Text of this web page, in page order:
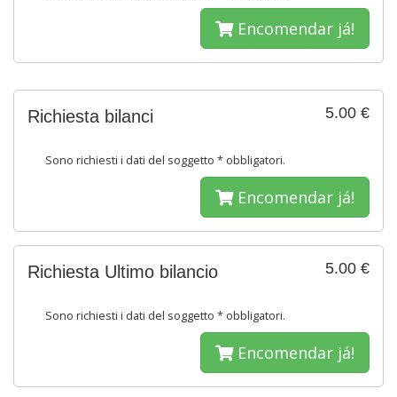
Encomendar já!
5.00 €
Richiesta bilanci
Sono richiesti i dati del soggetto * obbligatori.
Encomendar já!
5.00 €
Richiesta Ultimo bilancio
Sono richiesti i dati del soggetto * obbligatori.
Encomendar já!